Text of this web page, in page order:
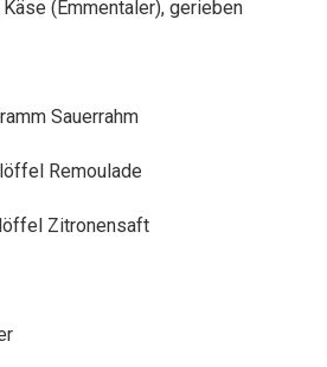
Käse (Emmentaler), gerieben
Sauerrahm
Remoulade
Zitronensaft